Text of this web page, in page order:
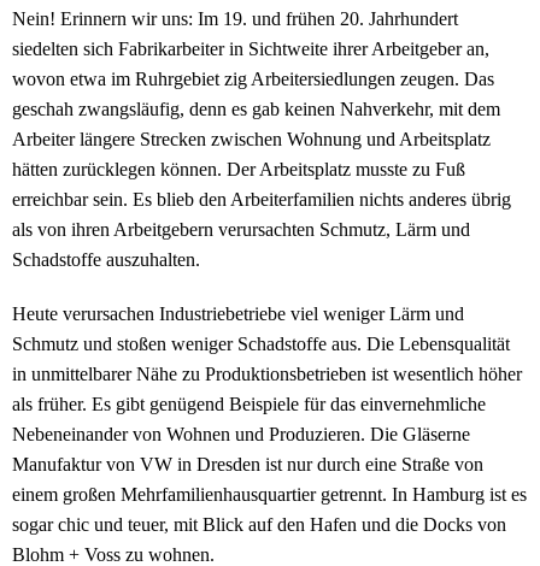
Nein! Erinnern wir uns: Im 19. und frühen 20. Jahrhundert
siedelten sich Fabrikarbeiter in Sichtweite ihrer Arbeitgeber an,
wovon etwa im Ruhrgebiet zig Arbeitersiedlungen zeugen. Das
geschah zwangsläufig, denn es gab keinen Nahverkehr, mit dem
Arbeiter längere Strecken zwischen Wohnung und Arbeitsplatz
hätten zurücklegen können. Der Arbeitsplatz musste zu Fuß
erreichbar sein. Es blieb den Arbeiterfamilien nichts anderes übrig
als von ihren Arbeitgebern verursachten Schmutz, Lärm und
Schadstoffe auszuhalten.
Heute verursachen Industriebetriebe viel weniger Lärm und
Schmutz und stoßen weniger Schadstoffe aus. Die Lebensqualität
in unmittelbarer Nähe zu Produktionsbetrieben ist wesentlich höher
als früher. Es gibt genügend Beispiele für das einvernehmliche
Nebeneinander von Wohnen und Produzieren. Die Gläserne
Manufaktur von VW in Dresden ist nur durch eine Straße von
einem großen Mehrfamilienhausquartier getrennt. In Hamburg ist es
sogar chic und teuer, mit Blick auf den Hafen und die Docks von
Blohm + Voss zu wohnen.